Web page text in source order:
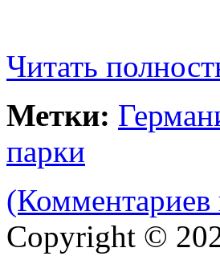
Читать
Метки:
парки
(Комментариев
Copyright ©